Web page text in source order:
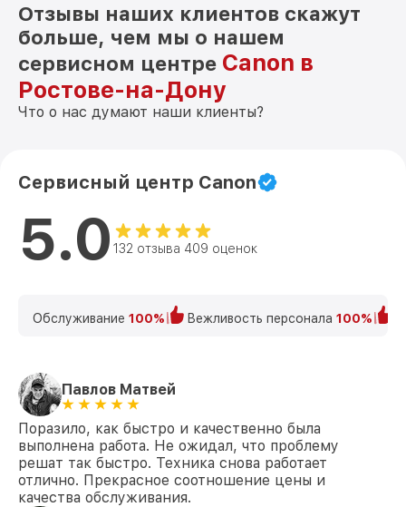
Отзывы наших клиентов скажут
больше, чем мы о нашем
сервисном центре Canon в
Ростове-на-Дону
Что о нас думают наши клиенты?
Сервисный центр Canon
5.0 132 отзыва 409 оценок
Обслуживание 100% Вежливость персонала 100%
Павлов Матвей
Поразило, как быстро и качественно была
выполнена работа. Не ожидал, что проблему
решат так быстро. Техника снова работает
отлично. Прекрасное соотношение цены и
качества обслуживания.